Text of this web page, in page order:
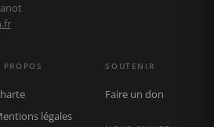
PROPOS
légales
SOUTENIR
Faire un don